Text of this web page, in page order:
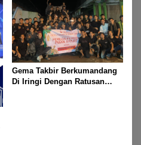
Gema Takbir Berkumandang
Di Iringi Dengan Ratusan